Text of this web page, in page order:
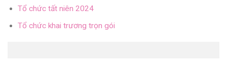
Tổ chức tất niên 2024
Tổ chức khai trương trọn gói